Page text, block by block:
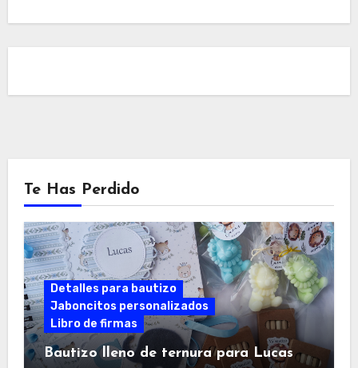
Te Has Perdido
Detalles para bautizo
Jaboncitos personalizados
Libro de firmas
Bautizo lleno de ternura para Lucas